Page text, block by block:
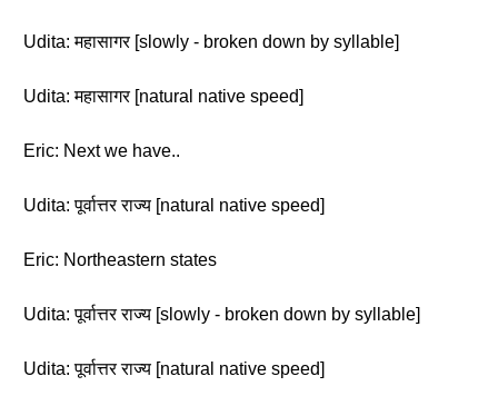
Udita: महासागर [slowly - broken down by syllable]
Udita: महासागर [natural native speed]
Eric: Next we have..
Udita: पूर्वात्तर राज्य [natural native speed]
Eric: Northeastern states
Udita: पूर्वात्तर राज्य [slowly - broken down by syllable]
Udita: पूर्वात्तर राज्य [natural native speed]